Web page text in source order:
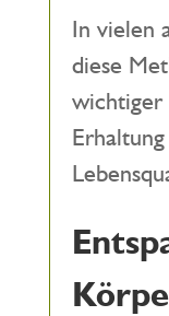
In vielen
diese
wichtiger